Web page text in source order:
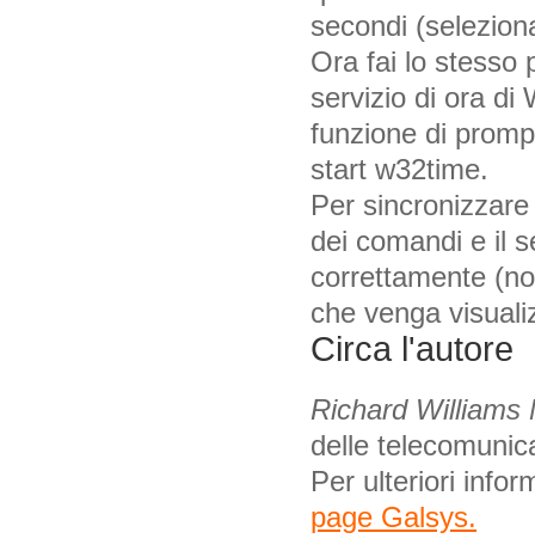
secondi
Ora fai lo stesso
servizio di ora di
funzione di
start w32time.
Per
dei comandi e il
correttamente
che venga
Circa l'autore
Richard Williams
delle
Per ulteriori
page Galsys.